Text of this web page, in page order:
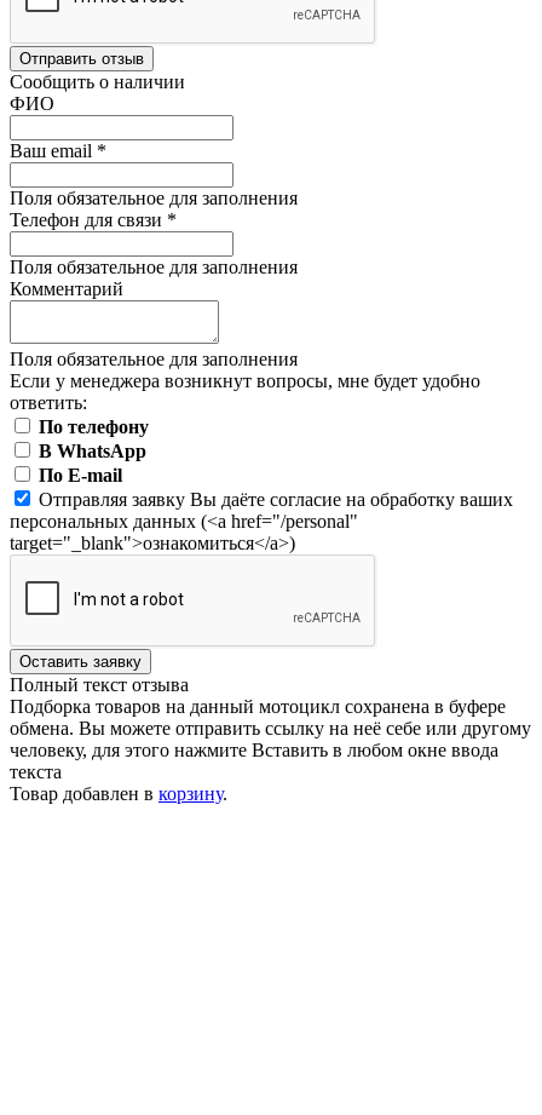
Отправить отзыв
Сообщить о наличии
ФИО
Ваш email *
Поля обязательное для заполнения
Телефон для связи *
Поля обязательное для заполнения
Комментарий
Поля обязательное для заполнения
Если у менеджера возникнут вопросы, мне будет удобно
ответить:
По телефону
В WhatsApp
По E-mail
Отправляя заявку Вы даёте согласие на обработку ваших
персональных данных (<a href="/personal"
target="_blank">ознакомиться</a>)
Оставить заявку
Полный текст отзыва
Подборка товаров на данный мотоцикл сохранена в буфере
обмена. Вы можете отправить ссылку на неё себе или другому
человеку, для этого нажмите Вставить в любом окне ввода
текста
Товар добавлен в корзину.